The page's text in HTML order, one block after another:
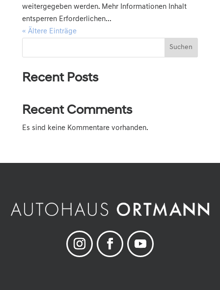
weitergegeben werden. Mehr Informationen Inhalt
entsperren Erforderlichen...
« Ältere Einträge
Suchen
Recent Posts
Recent Comments
Es sind keine Kommentare vorhanden.